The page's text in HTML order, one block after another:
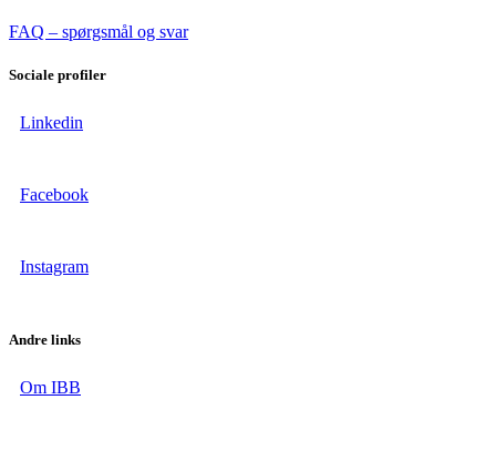
FAQ – spørgsmål og svar
Sociale profiler
Linkedin
Facebook
Instagram
Andre links
Om IBB